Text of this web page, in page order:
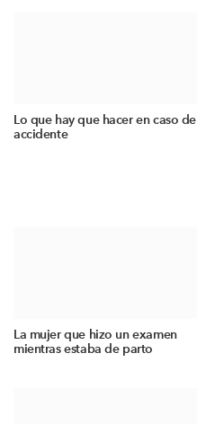
Lo que hay que hacer en caso de
accidente
La mujer que hizo un examen
mientras estaba de parto